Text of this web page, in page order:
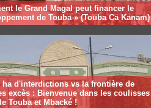
le Grand Magal peut financer le
de Touba » (Touba Ca Kanam)
ha d'interdictions vs la frontière de
excès : Bienvenue dans les coulisses
Touba et Mbacké !